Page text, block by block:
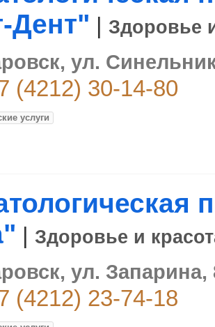
Дент"
Здоровье
ул.
(4212) 30-14-80
услуги
Здоровье и
ул. Запарина,
(4212) 23-74-18